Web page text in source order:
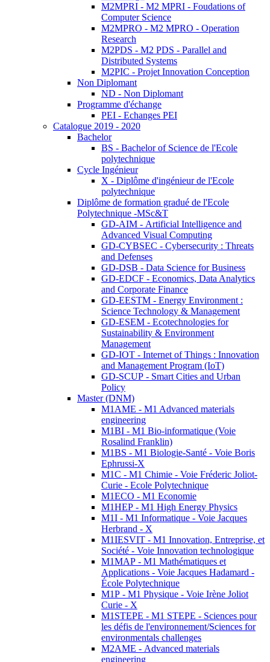
M2MPRI - M2 MPRI - Foudations of
Computer Science
M2MPRO - M2 MPRO - Operation
Research
M2PDS - M2 PDS - Parallel and
Distributed Systems
M2PIC - Projet Innovation Conception
Non Diplomant
ND - Non Diplomant
Programme d'échange
PEI - Echanges PEI
Catalogue 2019 - 2020
Bachelor
BS - Bachelor of Science de l'Ecole
polytechnique
Cycle Ingénieur
X - Diplôme d'ingénieur de l'Ecole
polytechnique
Diplôme de formation gradué de l'Ecole
Polytechnique -MSc&T
GD-AIM - Artificial Intelligence and
Advanced Visual Computing
GD-CYBSEC - Cybersecurity : Threats
and Defenses
GD-DSB - Data Science for Business
GD-EDCF - Economics, Data Analytics
and Corporate Finance
GD-EESTM - Energy Environment :
Science Technology & Management
GD-ESEM - Ecotechnologies for
Sustainability & Environment
Management
GD-IOT - Internet of Things : Innovation
and Management Program (IoT)
GD-SCUP - Smart Cities and Urban
Policy
Master (DNM)
M1AME - M1 Advanced materials
engineering
M1BI - M1 Bio-informatique (Voie
Rosalind Franklin)
M1BS - M1 Biologie-Santé - Voie Boris
Ephrussi-X
M1C - M1 Chimie - Voie Fréderic Joliot-
Curie - Ecole Polytechnique
M1ECO - M1 Economie
M1HEP - M1 High Energy Physics
M1I - M1 Informatique - Voie Jacques
Herbrand - X
M1IESVIT - M1 Innovation, Entreprise, et
Société - Voie Innovation technologique
M1MAP - M1 Mathématiques et
Applications - Voie Jacques Hadamard -
École Polytechnique
M1P - M1 Physique - Voie Irène Joliot
Curie - X
M1STEPE - M1 STEPE - Sciences pour
les défis de l'environnement/Sciences for
environmentals challenges
M2AME - Advanced materials
engineering